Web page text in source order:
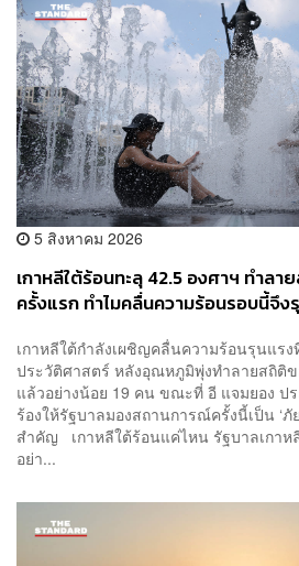
5 สิงหาคม 2026
เกาหลีใต้ร้อนทะลุ 42.5 องศาฯ ทำล
ครั้งแรก ทำไมคลื่นความร้อนรอบนี้จึง
เกาหลีใต้กำลังเผชิญคลื่นความร้อนรุนแร
ประวัติศาสตร์ หลังอุณหภูมิพุ่งทำลายสถิติข
แล้วอย่างน้อย 19 คน ขณะที่ อี แจมยอง ป
ร้องให้รัฐบาลมองสถานการณ์ครั้งนี้เป็น ‘
สำคัญ เกาหลีใต้ร้อนแค่ไหน รัฐบาลเกา
อย่า...